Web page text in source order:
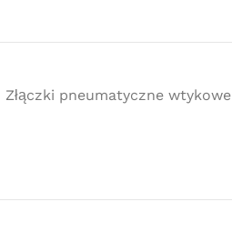
Złączki pneumatyczne wtykowe